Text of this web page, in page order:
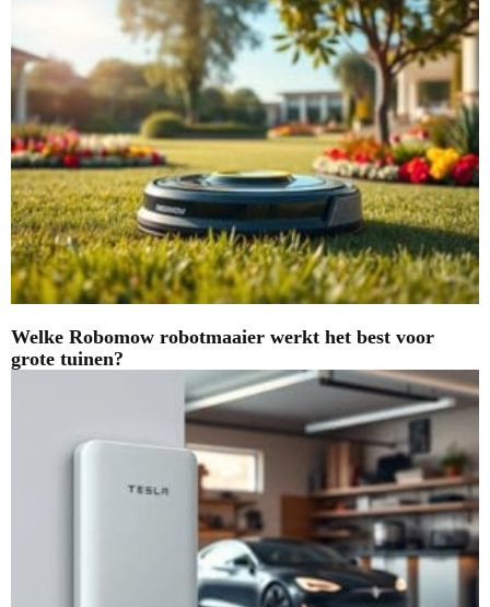
Welke Robomow robotmaaier werkt het best voor
grote tuinen?